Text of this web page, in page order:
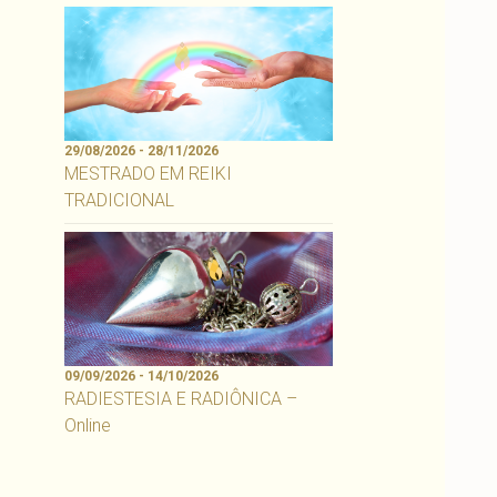
29/08/2026 - 28/11/2026
MESTRADO EM REIKI
TRADICIONAL
09/09/2026 - 14/10/2026
RADIESTESIA E RADIÔNICA –
Online